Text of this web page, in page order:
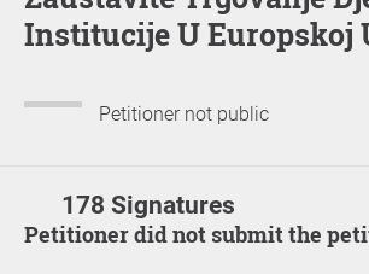
Institucije U Europskoj
Petitioner not public
178 Signatures
Petitioner did not submit the